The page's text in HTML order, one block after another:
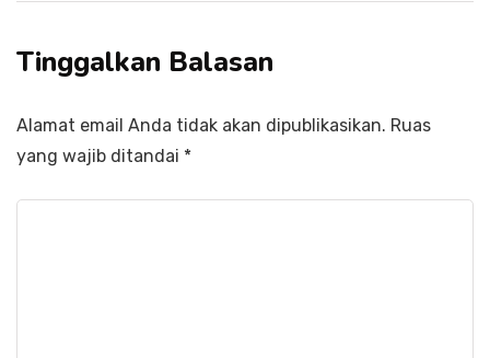
Tinggalkan Balasan
Alamat email Anda tidak akan dipublikasikan. Ruas
yang wajib ditandai *